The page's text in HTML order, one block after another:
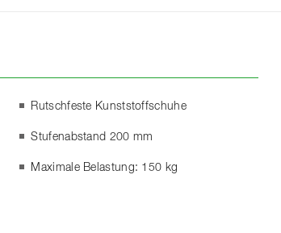
Rutschfeste Kunststoffschuhe
Stufenabstand 200 mm
Maximale Belastung: 150 kg